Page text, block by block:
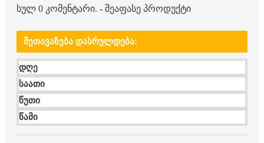
სულ 0 კომენტარი. - შეაფასე პროდუქტი
ᲨᲔᲗᲐᲕᲐᲖᲔᲑᲐ ᲓᲐᲡᲠᲣᲚᲓᲔᲑᲐ:
დღე
საათი
წუთი
წამი